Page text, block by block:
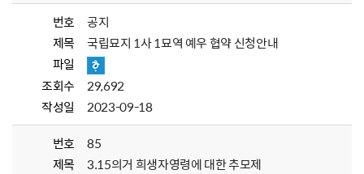
번호
공지
제목
국립묘지 1사 1묘역 예우 협약 신청안내
파일
조회수
29,692
작성일
2023-09-18
번호
85
제목
3.15의거 희생자영령에 대한 추모제